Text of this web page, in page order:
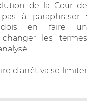
de la Cour de
à paraphraser :
dois en faire un
les termes
d'arrêt va se limiter